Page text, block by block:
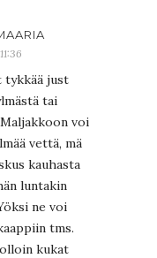
tykkää just
tai
voi
vettä, mä
kauhasta
luntakin
ne voi
tms.
kukat